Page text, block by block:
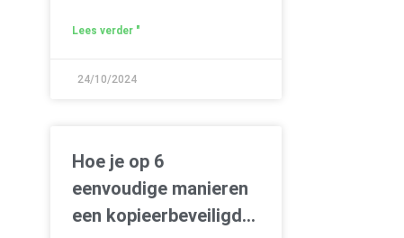
Lees verder "
24/10/2024
Hoe je op 6
eenvoudige manieren
een kopieerbeveiligde